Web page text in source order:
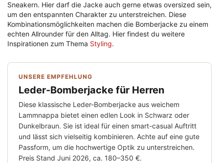
Sneakern. Hier darf die Jacke auch gerne etwas oversized sein,
um den entspannten Charakter zu unterstreichen. Diese
Kombinationsmöglichkeiten machen die Bomberjacke zu einem
echten Allrounder für den Alltag. Hier findest du weitere
Inspirationen zum Thema Styling.
UNSERE EMPFEHLUNG
Leder-Bomberjacke für Herren
Diese klassische Leder-Bomberjacke aus weichem
Lammnappa bietet einen edlen Look in Schwarz oder
Dunkelbraun. Sie ist ideal für einen smart-casual Auftritt
und lässt sich vielseitig kombinieren. Achte auf eine gute
Passform, um die hochwertige Optik zu unterstreichen.
Preis Stand Juni 2026, ca. 180–350 €.